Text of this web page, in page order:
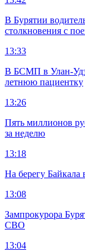
В Бурятии
столкновения с
13:33
В БСМП в Улан-Удэ
летнюю пациентку
13:26
Пять миллионов
за неделю
13:18
На берегу
13:08
Зампрокурора
СВО
13:04